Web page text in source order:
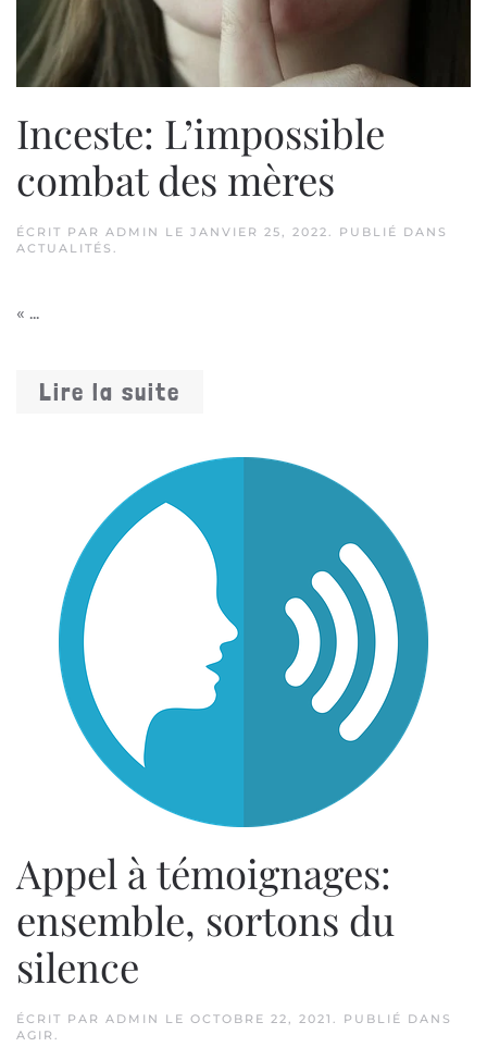
Inceste: L’impossible
combat des mères
ÉCRIT PAR ADMIN LE JANVIER 25, 2022. PUBLIÉ DANS
ACTUALITÉS .
« ...
Lire la suite
Appel à témoignages:
ensemble, sortons du
silence
ÉCRIT PAR ADMIN LE OCTOBRE 22, 2021 . PUBLIÉ DANS
AGIR .